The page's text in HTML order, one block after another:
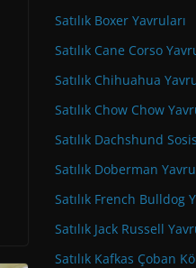
Satılık Boxer Yavruları
Satılık Cane Corso
Satılık Chihuahua
Satılık Chow Chow
Satılık Dachshund
Satılık Doberman
Satılık French Bulldog
Satılık Jack Russell
Satılık Kafkas Çoban